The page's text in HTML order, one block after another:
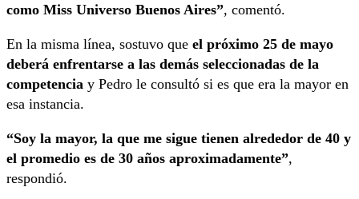
como Miss Universo Buenos Aires”, comentó.
En la misma línea, sostuvo que el próximo 25 de mayo
deberá enfrentarse a las demás seleccionadas de la
competencia y Pedro le consultó si es que era la mayor en
esa instancia.
“Soy la mayor, la que me sigue tienen alrededor de 40 y
el promedio es de 30 años aproximadamente”,
respondió.